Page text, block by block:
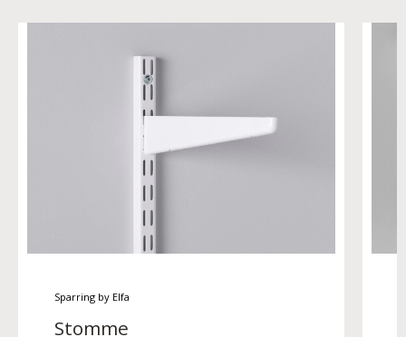
Sparring by Elfa
Stomme